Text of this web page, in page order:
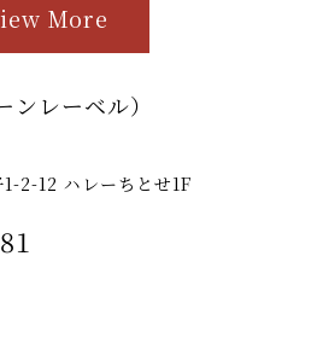
More
レーベル）
2-12 ハレーちとせ1F